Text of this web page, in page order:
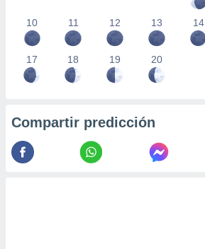
10 11 12 13 14
17 18 19 20
Compartir predicción